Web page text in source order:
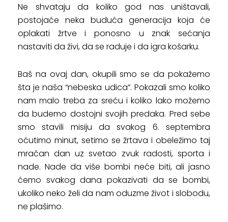
Ne shvataju da koliko god nas uništavali,
postojaće neka buduća generacija koja će
oplakati žrtve i ponosno u znak sećanja
nastaviti da živi, da se raduje i da igra košarku.
Baš na ovaj dan, okupili smo se da pokažemo
šta je naša “nebeska udica”. Pokazali smo koliko
nam malo treba za sreću i koliko lako možemo
da budemo dostojni svojih predaka. Pred sebe
smo stavili misiju da svakog 6. septembra
oćutimo minut, setimo se žrtava i obeležimo taj
mračan dan uz svetao zvuk radosti, sporta i
nade. Nade da više bombi neće biti, ali jasno
ćemo svakog dana pokazivati da se bombi,
ukoliko neko želi da nam oduzme život i slobodu,
ne plašimo.